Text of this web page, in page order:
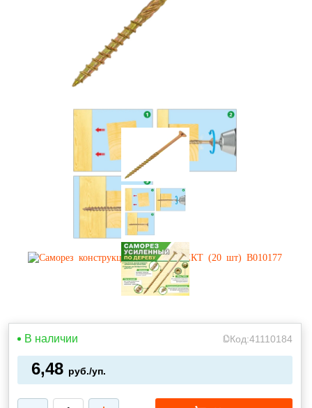
В наличии Код:41110184
6,48 руб./уп.